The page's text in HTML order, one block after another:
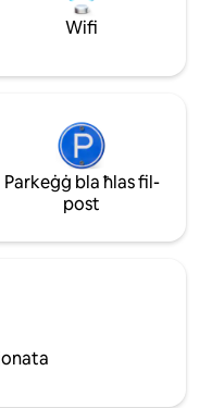
• It-
direttament FUQ
62 ettaru u ftit
Wifi
Parkeġġ bla ħlas fil-
post